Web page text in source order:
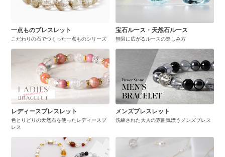
一点ものブレスレット
こだわりの石でつくった一点ものシリーズ
宝石ルース・天然石ルース
無限に広がるルースの楽しみ方
レディースブレスレット
色とりどりの天然石を使ったレディースブ
レス
メンズブレスレット
洗練された大人の雰囲気漂うメンズブレス